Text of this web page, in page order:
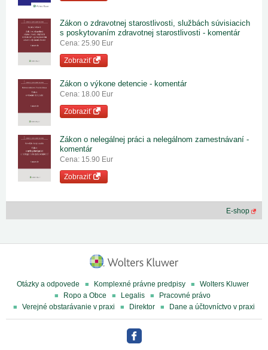
Zákon o zdravotnej starostlivosti, službách súvisiacich
s poskytovaním zdravotnej starostlivosti - komentár
Cena: 25.90 Eur
Zobraziť
Zákon o výkone detencie - komentár
Cena: 18.00 Eur
Zobraziť
Zákon o nelegálnej práci a nelegálnom zamestnávaní -
komentár
Cena: 15.90 Eur
Zobraziť
E-shop
Otázky a odpovede Komplexné právne predpisy
Wolters Kluwer
Ropo a Obce
Legalis
Pracovné právo
Verejné obstarávanie v praxi
Direktor Dane a účtovníctvo v praxi